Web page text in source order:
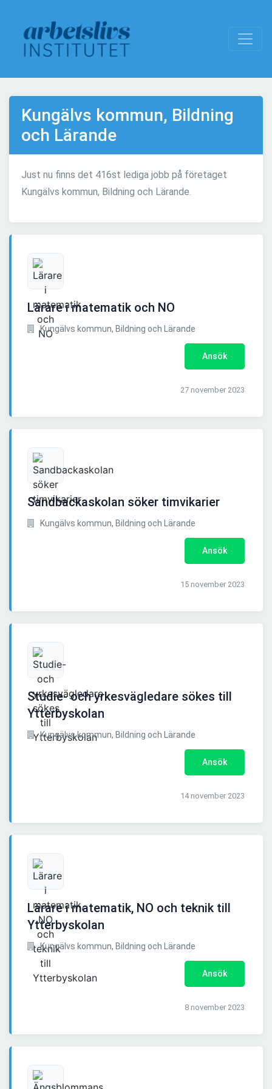
Kungälvs kommun, Bildning
och Lärande
Just nu finns det 416st lediga jobb på företaget
Kungälvs kommun, Bildning och Lärande.
Lärare i matematik och NO
Kungälvs kommun, Bildning och Lärande
Ansök
27 november 2023
Sandbackaskolan söker timvikarier
Kungälvs kommun, Bildning och Lärande
Ansök
15 november 2023
Studie- och yrkesvägledare sökes till
Ytterbyskolan
Kungälvs kommun, Bildning och Lärande
Ansök
14 november 2023
Lärare i matematik, NO och teknik till
Ytterbyskolan
Kungälvs kommun, Bildning och Lärande
Ansök
8 november 2023